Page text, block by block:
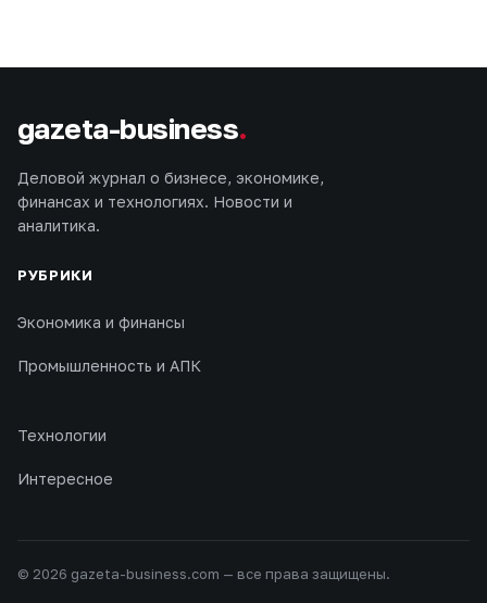
gazeta-business.
Деловой журнал о бизнесе, экономике,
финансах и технологиях. Новости и
аналитика.
РУБРИКИ
Экономика и финансы
Промышленность и АПК
Технологии
Интересное
© 2026 gazeta-business.com — все права защищены.